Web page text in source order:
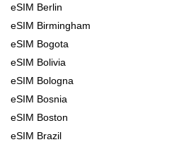
eSIM Berlin
eSIM Birmingham
eSIM Bogota
eSIM Bolivia
eSIM Bologna
eSIM Bosnia
eSIM Boston
eSIM Brazil